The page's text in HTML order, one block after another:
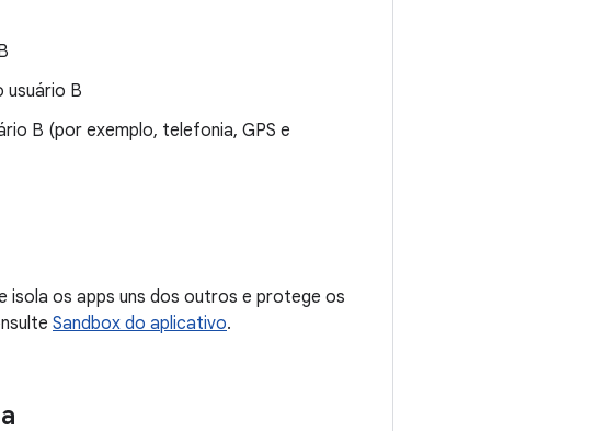
usuário B
B (por exemplo, telefonia, GPS e
isola os apps uns dos outros e protege os
Sandbox do aplicativo.